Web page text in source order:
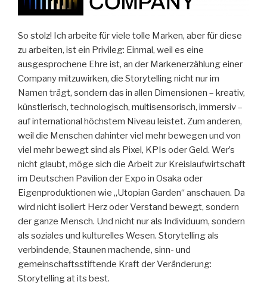
So stolz! Ich arbeite für viele tolle Marken, aber für diese
zu arbeiten, ist ein Privileg: Einmal, weil es eine
ausgesprochene Ehre ist, an der Markenerzählung einer
Company mitzuwirken, die Storytelling nicht nur im
Namen trägt, sondern das in allen Dimensionen – kreativ,
künstlerisch, technologisch, multisensorisch, immersiv –
auf international höchstem Niveau leistet. Zum anderen,
weil die Menschen dahinter viel mehr bewegen und von
viel mehr bewegt sind als Pixel, KPIs oder Geld. Wer’s
nicht glaubt, möge sich die Arbeit zur Kreislaufwirtschaft
im Deutschen Pavilion der Expo in Osaka oder
Eigenproduktionen wie „Utopian Garden“ anschauen. Da
wird nicht isoliert Herz oder Verstand bewegt, sondern
der ganze Mensch. Und nicht nur als Individuum, sondern
als soziales und kulturelles Wesen. Storytelling als
verbindende, Staunen machende, sinn- und
gemeinschaftsstiftende Kraft der Veränderung:
Storytelling at its best.